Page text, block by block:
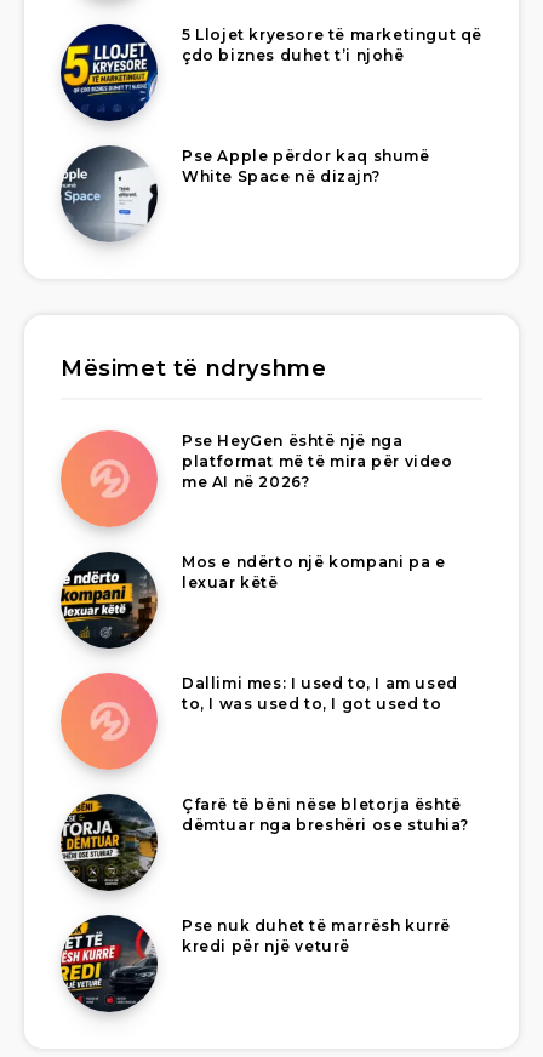
5 Llojet kryesore të marketingut që
çdo biznes duhet t’i njohë
Pse Apple përdor kaq shumë
White Space në dizajn?
Mësimet të ndryshme
Pse HeyGen është një nga
platformat më të mira për video
me AI në 2026?
Mos e ndërto një kompani pa e
lexuar këtë
Dallimi mes: I used to, I am used
to, I was used to, I got used to
Çfarë të bëni nëse bletorja është
dëmtuar nga breshëri ose stuhia?
Pse nuk duhet të marrësh kurrë
kredi për një veturë